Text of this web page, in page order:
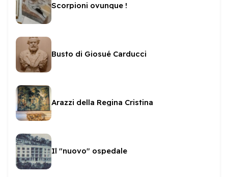
Scorpioni ovunque !
Busto di Giosué Carducci
Arazzi della Regina Cristina
Il "nuovo" ospedale